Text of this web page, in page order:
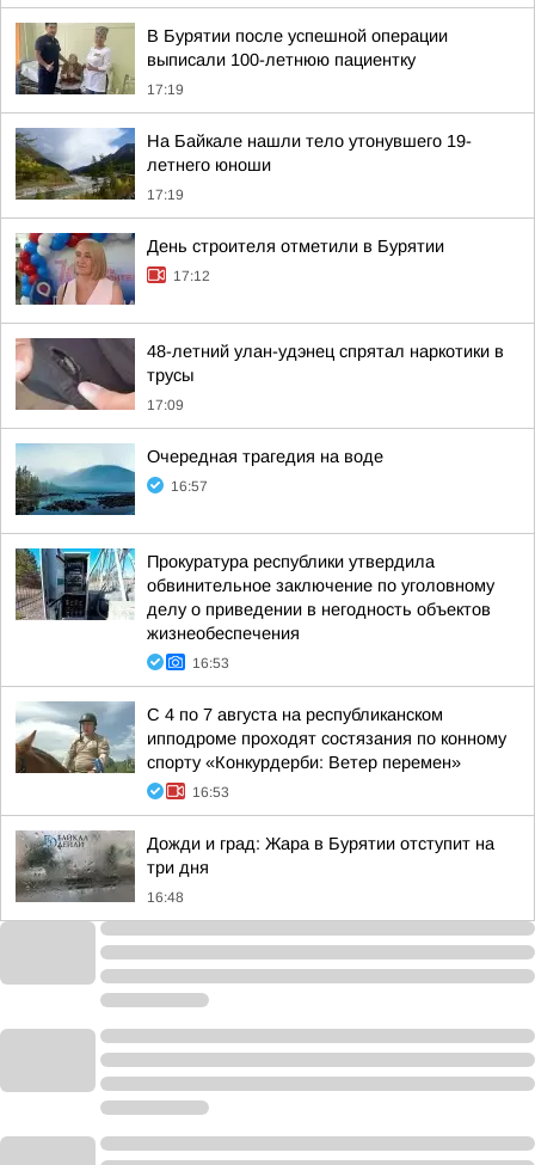
В Бурятии после успешной операции
выписали 100-летнюю пациентку
17:19
На Байкале нашли тело утонувшего 19-
летнего юноши
17:19
День строителя отметили в Бурятии
17:12
48-летний улан-удэнец спрятал наркотики в
трусы
17:09
Очередная трагедия на воде
16:57
Прокуратура республики утвердила
обвинительное заключение по уголовному
делу о приведении в негодность объектов
жизнеобеспечения
16:53
С 4 по 7 августа на республиканском
ипподроме проходят состязания по конному
спорту «Конкурдерби: Ветер перемен»
16:53
Дожди и град: Жара в Бурятии отступит на
три дня
16:48